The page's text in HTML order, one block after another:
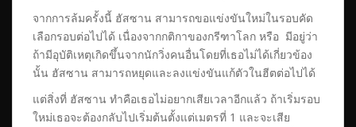
จากการล้มครั้งนี้ ฮัสซาน สามารถขอแข่งขันใหม่ในรอบคัด
เลือกรอบต่อไปได้ เนื่องจากกติกาของกรีฑาโลก หรือ มีอยู่ว่า
ถ้ามีอุบัติเหตุเกิดขึ้นจากนักวิ่งคนอื่นโดยที่เธอไม่ได้เกี่ยวข้อง
นั้น ฮัสซาน สามารถหยุดและลงแข่งขันแก้ตัวในฮีตต่อไปได้
แต่สิ่งที่ ฮัสซาน ทำคือเธอไม่อยากเสียเวลาอีกแล้ว ถ้าเริ่มรอบ
ใหม่เธอจะต้องกลับไปเริ่มต้นตั้งแต่เมตรที่ 1 และจะเสีย